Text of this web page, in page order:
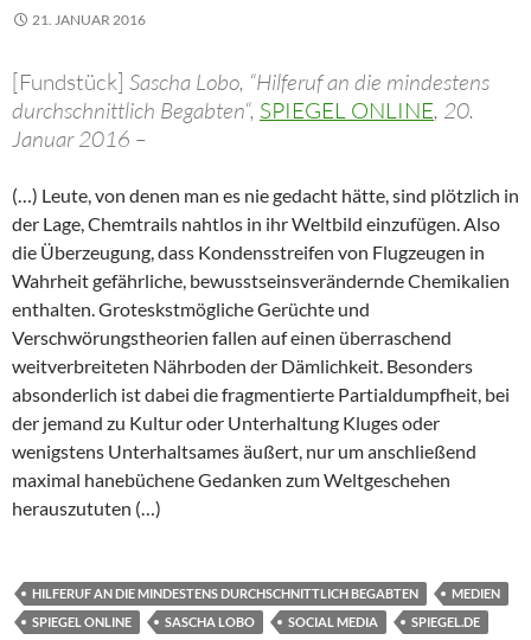
21. JANUAR 2016
[Fundstück] Sascha Lobo, “Hilferuf an die mindestens
durchschnittlich Begabten“, SPIEGEL ONLINE, 20.
Januar 2016 –
(…) Leute, von denen man es nie gedacht hätte, sind plötzlich in
der Lage, Chemtrails nahtlos in ihr Weltbild einzufügen. Also
die Überzeugung, dass Kondensstreifen von Flugzeugen in
Wahrheit gefährliche, bewusstseinsverändernde Chemikalien
enthalten. Groteskstmögliche Gerüchte und
Verschwörungstheorien fallen auf einen überraschend
weitverbreiteten Nährboden der Dämlichkeit. Besonders
absonderlich ist dabei die fragmentierte Partialdumpfheit, bei
der jemand zu Kultur oder Unterhaltung Kluges oder
wenigstens Unterhaltsames äußert, nur um anschließend
maximal hanebüchene Gedanken zum Weltgeschehen
herauszututen (…)
HILFERUF AN DIE MINDESTENS DURCHSCHNITTLICH BEGABTEN
MEDIEN
SPIEGEL ONLINE
SASCHA LOBO SOCIAL MEDIA SPIEGEL.DE